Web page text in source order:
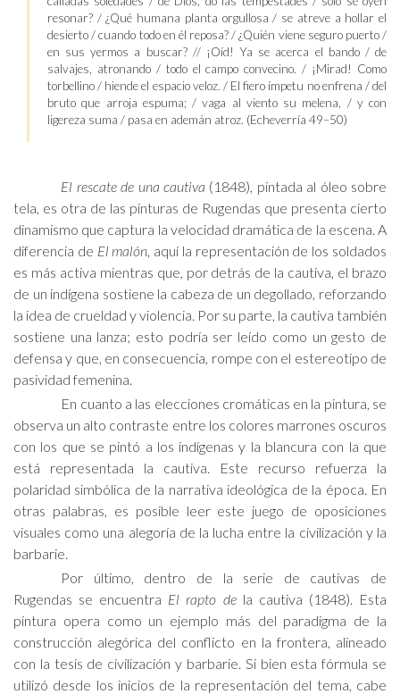
resonar? / ¿Qué humana planta orgullosa / se atreve a hollar el
desierto / cuando todo en él reposa? / ¿Quién viene seguro puerto /
en sus yermos a buscar? // ¡Oíd! Ya se acerca el bando / de
salvajes, atronando / todo el campo convecino. / ¡Mirad! Como
torbellino / hiende el espacio veloz. / El fiero ímpetu no enfrena / del
bruto que arroja espuma; / vaga al viento su melena, / y con
ligereza suma / pasa en ademán atroz. (Echeverría 49–50)
El rescate de una cautiva (1848), pintada al óleo sobre
tela, es otra de las pinturas de Rugendas que presenta cierto
dinamismo que captura la velocidad dramática de la escena. A
diferencia de El malón, aquí la representación de los soldados
es más activa mientras que, por detrás de la cautiva, el brazo
de un indígena sostiene la cabeza de un degollado, reforzando
la idea de crueldad y violencia. Por su parte, la cautiva también
sostiene una lanza; esto podría ser leído como un gesto de
defensa y que, en consecuencia, rompe con el estereotipo de
pasividad femenina.
En cuanto a las elecciones cromáticas en la pintura, se
observa un alto contraste entre los colores marrones oscuros
con los que se pintó a los indígenas y la blancura con la que
está representada la cautiva. Este recurso refuerza la
polaridad simbólica de la narrativa ideológica de la época. En
otras palabras, es posible leer este juego de oposiciones
visuales como una alegoría de la lucha entre la civilización y la
barbarie.
Por último, dentro de la serie de cautivas de
Rugendas se encuentra El rapto de la cautiva (1848). Esta
pintura opera como un ejemplo más del paradigma de la
construcción alegórica del conflicto en la frontera, alineado
con la tesis de civilización y barbarie. Si bien esta fórmula se
utilizó desde los inicios de la representación del tema, cabe